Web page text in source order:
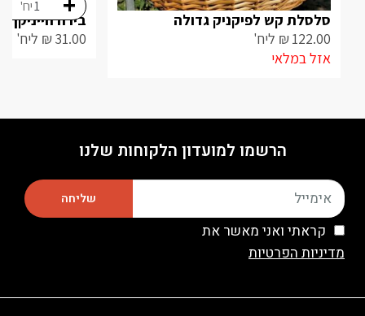
סלסלת קש לפיקניק גדולה
₪122.00
ליח'
אזל במלאי
בירה הייניקן
₪31.00 ליח'
יח'
הרשמו למועדון הלקוחות שלנו
קראתי ואני מאשר את
מדיניות הפרטיות
שליחה